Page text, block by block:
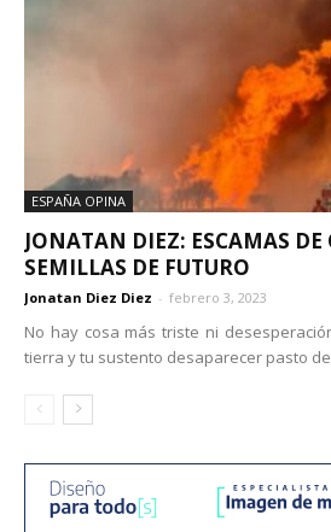
ESPAÑA OPINA
JONATAN DIEZ: ESCAMAS DE
SEMILLAS DE FUTURO
Jonatan Diez Diez - febrero 3, 2023
No hay cosa más triste ni
tierra y tu sustento desaparecer pasto